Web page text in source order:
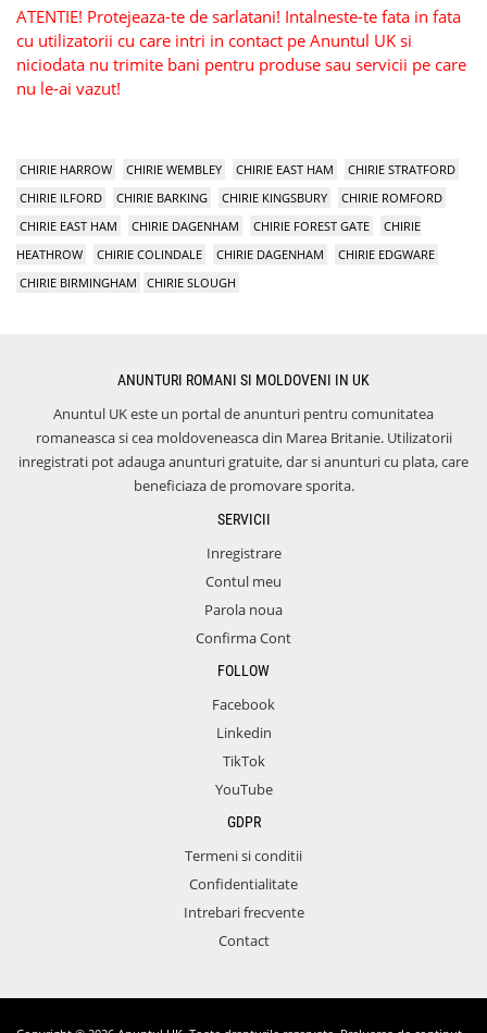
ATENTIE! Protejeaza-te de sarlatani! Intalneste-te fata in fata
cu utilizatorii cu care intri in contact pe Anuntul UK si
niciodata nu trimite bani pentru produse sau servicii pe care
nu le-ai vazut!
CHIRIE HARROW CHIRIE WEMBLEY CHIRIE EAST HAM
CHIRIE STRATFORD
CHIRIE ILFORD
CHIRIE BARKING CHIRIE KINGSBURY
CHIRIE ROMFORD
CHIRIE EAST HAM
CHIRIE DAGENHAM CHIRIE FOREST GATE
CHIRIE
HEATHROW
CHIRIE COLINDALE CHIRIE DAGENHAM
CHIRIE EDGWARE
CHIRIE BIRMINGHAM
CHIRIE SLOUGH
ANUNTURI ROMANI SI MOLDOVENI IN UK
Anuntul UK este un portal de anunturi pentru comunitatea
romaneasca si cea moldoveneasca din Marea Britanie. Utilizatorii
inregistrati pot adauga anunturi gratuite, dar si anunturi cu plata, care
beneficiaza de promovare sporita.
SERVICII
Inregistrare
Contul meu
Parola noua
Confirma Cont
FOLLOW
Facebook
Linkedin
TikTok
YouTube
GDPR
Termeni si conditii
Confidentialitate
Intrebari frecvente
Contact